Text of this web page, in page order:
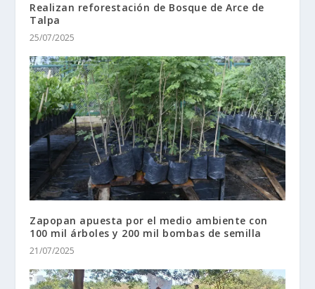
Realizan reforestación de Bosque de Arce de
Talpa
25/07/2025
Zapopan apuesta por el medio ambiente con
100 mil árboles y 200 mil bombas de semilla
21/07/2025